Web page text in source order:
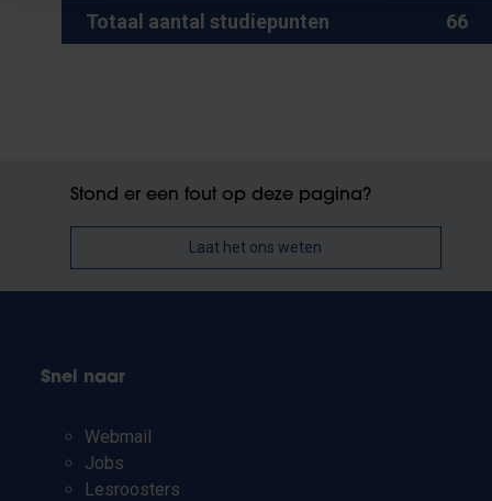
Totaal aantal studiepunten 66
Stond er een fout op deze pagina?
Laat het ons weten
Snel naar
Webmail
Jobs
Lesroosters